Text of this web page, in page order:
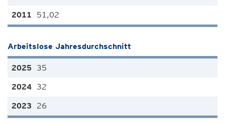
51,02
Arbeitslose Jahresdurchschnitt
35
32
26